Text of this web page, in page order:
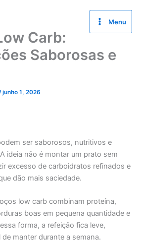
Menu
Carb:
Saborosas e
junho 1, 2026
ser saborosos, nutritivos e
ideia não é montar um prato sem
excesso de carboidratos refinados e
dão mais saciedade.
low carb combinam proteína,
boas em pequena quantidade e
forma, a refeição fica leve,
manter durante a semana.